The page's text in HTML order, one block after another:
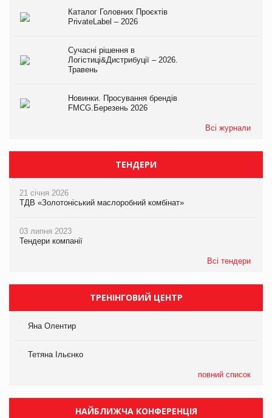
Каталог Головних Проєктів
PrivateLabel – 2026
Сучасні рішення в
Логістиці&Дистрибуції – 2026.
Травень
Новинки. Просування брендів
FMCG.Березень 2026
Всі журнали
ТЕНДЕРИ
21 січня 2026
ТДВ «Золотоніський маслоробний комбінат»
03 липня 2023
Тендери компанії
Всі тендери
ТРЕНІНГОВИЙ ЦЕНТР
Яна Олентир
Тетяна Ільєнко
повний список
НАЙБЛИЖЧА КОНФЕРЕНЦІЯ